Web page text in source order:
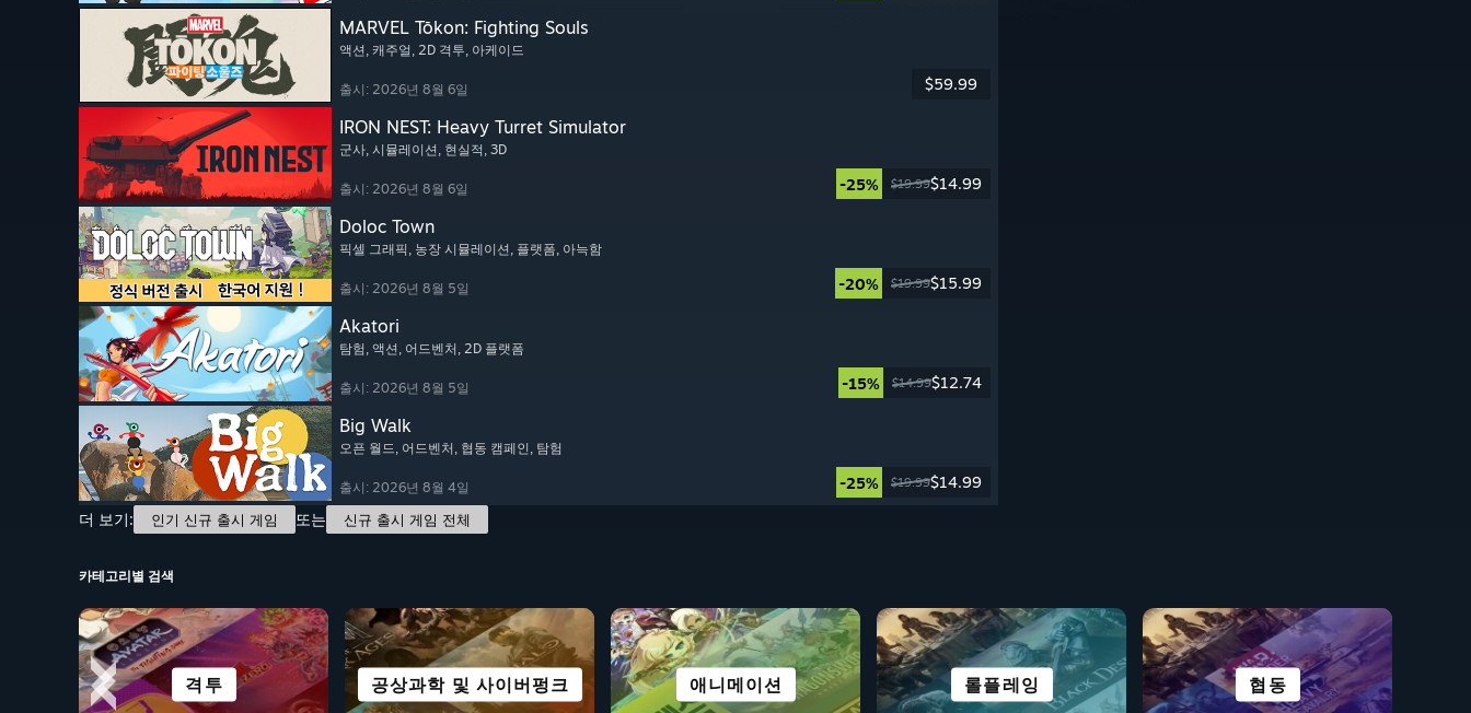
MARVEL Tōkon: Fighting Souls
액션 , 캐주얼 , 2D 격투, 아케이드
출시: 2026년 8월 6일 $59.99
IRON NEST: Heavy Turret Simulator
군사, 시뮬레이션 , 현실적 , 3D
출시: 2026년 8월 6일 -25% $19.99$14.99
Doloc Town
픽셀 그래픽 , 농장 시뮬레이션 , 플랫폼, 아늑함
출시: 2026년 8월 5일 -20% $19.99$15.99
Akatori
탐험 , 액션 , 어드벤처 , 2D 플랫폼
출시: 2026년 8월 5일 -15% $14.99$12.74
Big Walk
오픈 월드, 어드벤처 , 협동 캠페인 , 탐험
출시: 2026년 8월 4일 -25% $19.99$14.99
더 보기:
인기 신규 출시 게임 또는 신규 출시 게임 전체
카테고리별 검색
격투 공상과학 및 사이버펑크 애니메이션 롤플레잉 협동
공포 무료 플레이 레이싱 도시 및 정착 풍부한 스토리
캐주얼 비주얼 노벨 시뮬레이션 모든 스포츠 생존
DECK 완벽 호환 퍼즐 오픈 월드 VR 게임 전략